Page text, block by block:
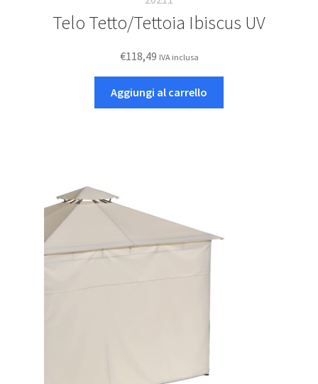
Telo Tetto/Tettoia Ibiscus UV
€118,49 IVA inclusa
Aggiungi al carrello